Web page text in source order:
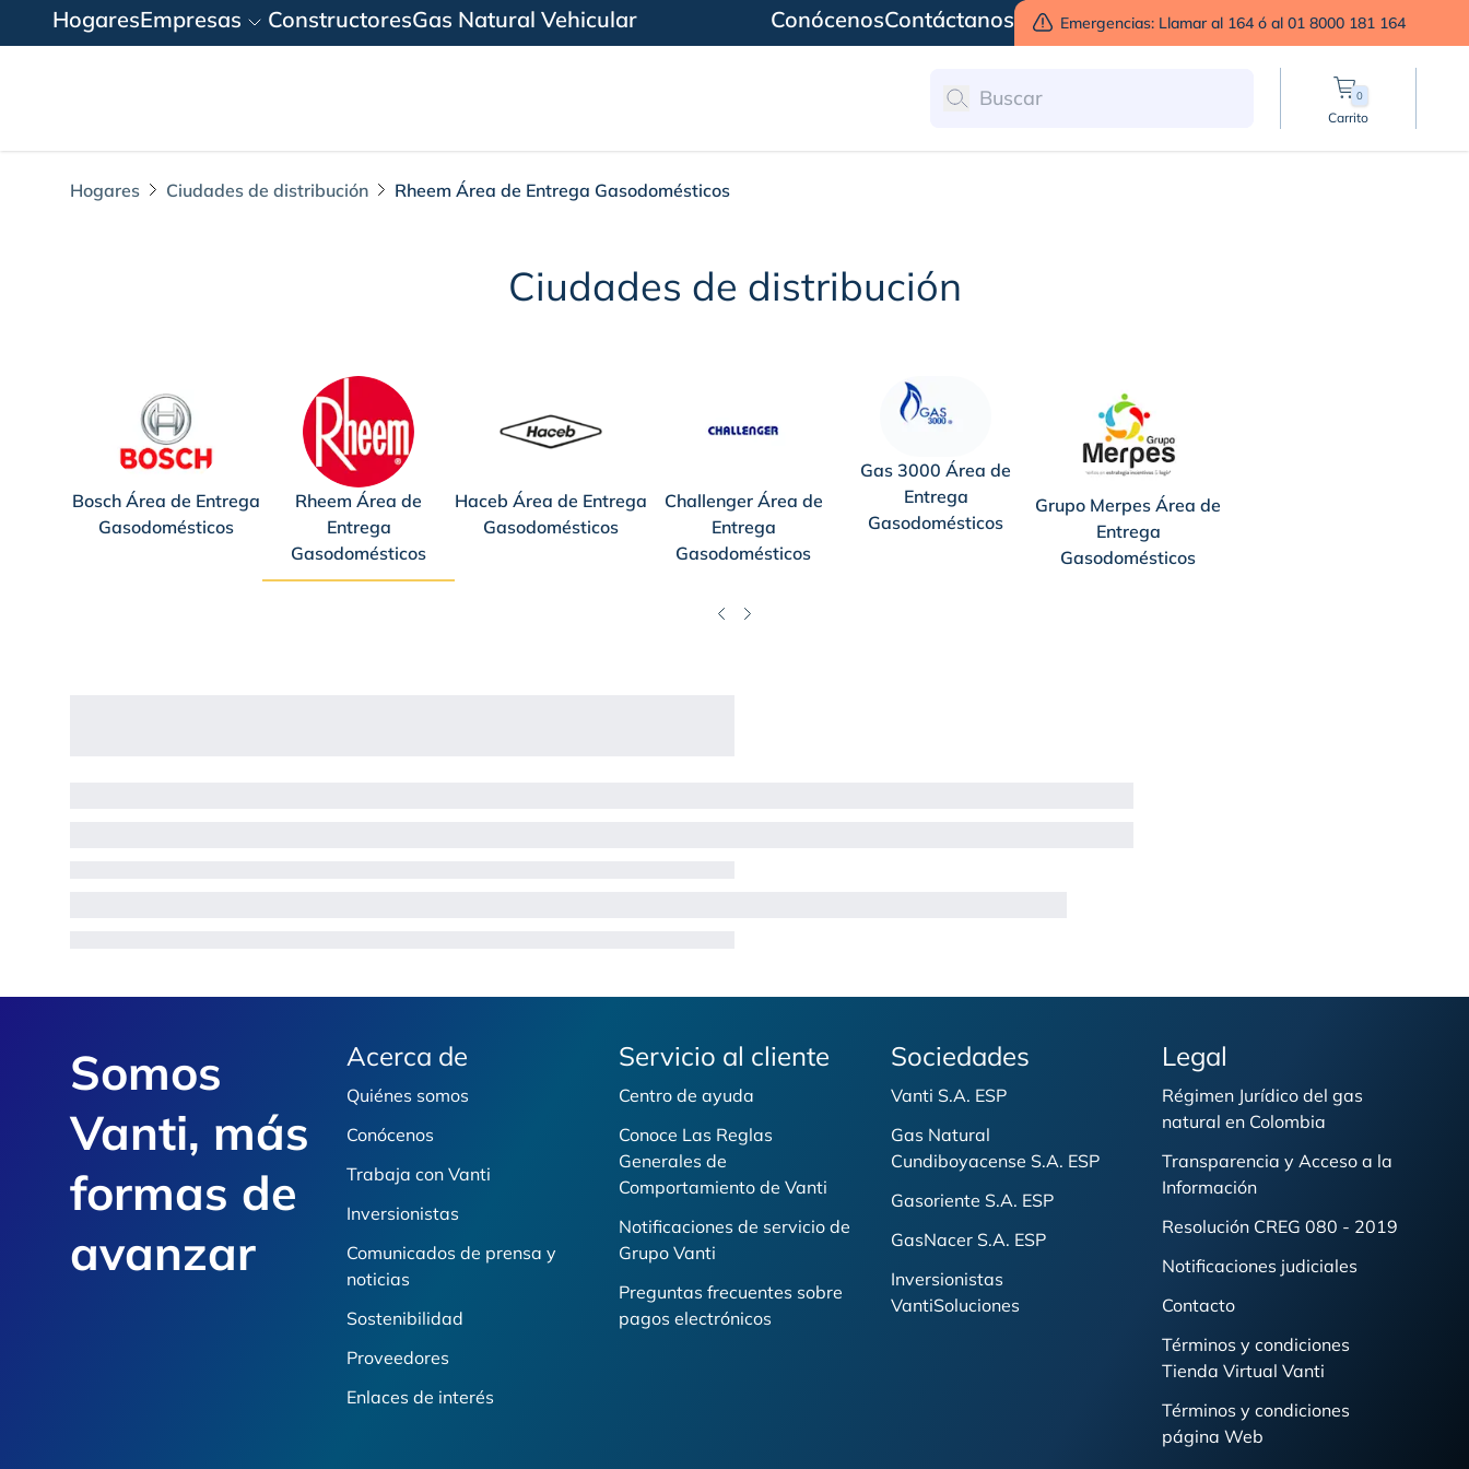
HogaresEmpresas ConstructoresGas Natural Vehicular ConócenosContáctanos Emergencias: Llamar al 164 ó al 01 8000 181 164
0
Carrito
Hogares Ciudades de distribución Rheem Área de Entrega Gasodomésticos
Rheem Área de Entrega Gasodomésticos
Ciudades de distribución
Bosch Área de Entrega
Gasodomésticos
Rheem Área de
Entrega
Gasodomésticos
Haceb Área de Entrega
Gasodomésticos
Challenger Área de
Entrega
Gasodomésticos
Gas 3000 Área de
Entrega
Gasodomésticos
Grupo Merpes Área de
Entrega
Gasodomésticos
Somos
Vanti, más
formas de
avanzar
Acerca de
Quiénes somos
Conócenos
Trabaja con Vanti
Inversionistas
Comunicados de prensa y
noticias
Sostenibilidad
Proveedores
Enlaces de interés
Servicio al cliente
Centro de ayuda
Conoce Las Reglas
Generales de
Comportamiento de Vanti
Notificaciones de servicio de
Grupo Vanti
Preguntas frecuentes sobre
pagos electrónicos
Sociedades
Vanti S.A. ESP
Gas Natural
Cundiboyacense S.A. ESP
Gasoriente S.A. ESP
GasNacer S.A. ESP
Inversionistas
VantiSoluciones
Legal
Régimen Jurídico del gas
natural en Colombia
Transparencia y Acceso a la
Información
Resolución CREG 080 - 2019
Notificaciones judiciales
Contacto
Términos y condiciones
Tienda Virtual Vanti
Términos y condiciones
página Web